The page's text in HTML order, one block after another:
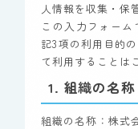
人情報を収集・保
この入力フォー
記3項の利用目的
て利用することは
1. 組織の名称
組織の名称：株式